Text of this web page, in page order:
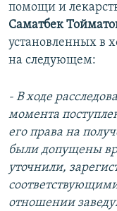
помощи и
Саматбек
установленных в
на следующем:
- В ходе
момента
его права на
были допущены
уточнили,
отношении